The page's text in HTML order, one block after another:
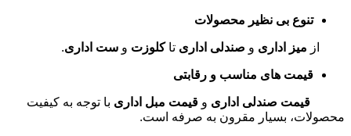
تنوع بی نظیر محصولات
از میز اداری و صندلی اداری تاکلوزت و ست اداری.
قیمت های مناسب و رقابتی
قیمت صندلی اداری و قیمت مبل اداری با توجه به کیفیت
محصولات، بسیار مقرون به صرفه است.